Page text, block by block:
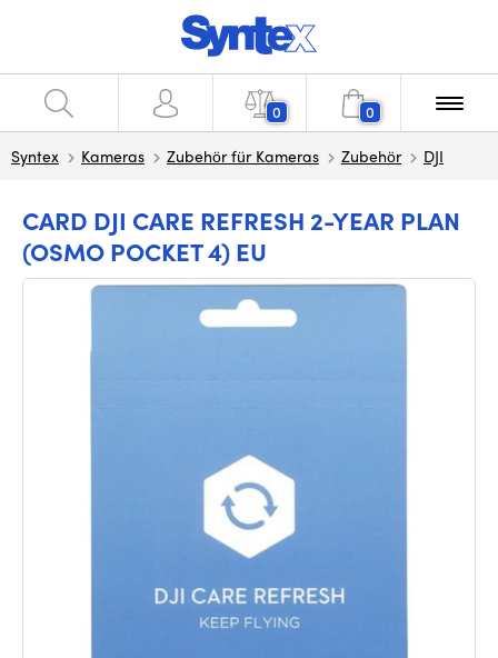
0 0
Syntex Kameras Zubehör für Kameras Zubehör DJI
CARD DJI CARE REFRESH 2-YEAR PLAN
(OSMO POCKET 4) EU